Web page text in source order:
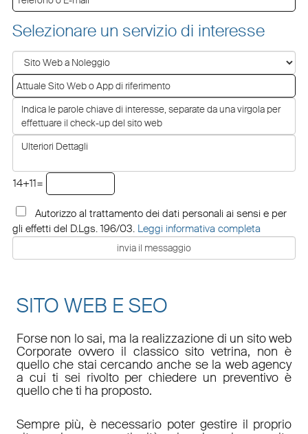
Selezionare un servizio di interesse
14+11=
Autorizzo al trattamento dei dati personali ai sensi e per
gli effetti del D.Lgs. 196/03. Leggi informativa completa
SITO WEB E SEO
Forse non lo sai, ma la realizzazione di un sito web
Corporate ovvero il classico sito vetrina, non è
quello che stai cercando anche se la web agency
a cui ti sei rivolto per chiedere un preventivo è
quello che ti ha proposto.
Sempre più, è necessario poter gestire il proprio